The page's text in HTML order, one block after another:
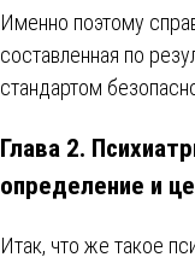
Именно поэтому
составленная по
стандартом
Глава 2.
определение и
Итак, что же такое